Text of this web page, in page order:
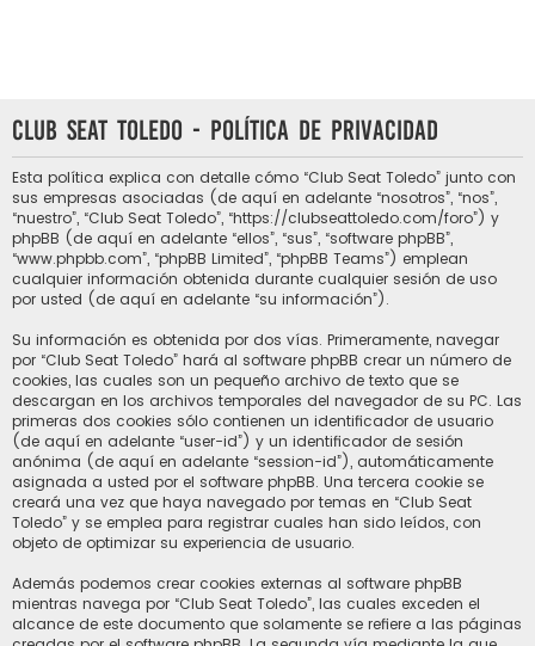
Club Seat Toledo - Política de privacidad
Esta política explica con detalle cómo “Club Seat Toledo” junto con
sus empresas asociadas (de aquí en adelante “nosotros”, “nos”,
“nuestro”, “Club Seat Toledo”, “https://clubseattoledo.com/foro”) y
phpBB (de aquí en adelante “ellos”, “sus”, “software phpBB”,
“www.phpbb.com”, “phpBB Limited”, “phpBB Teams”) emplean
cualquier información obtenida durante cualquier sesión de uso
por usted (de aquí en adelante “su información”).
Su información es obtenida por dos vías. Primeramente, navegar
por “Club Seat Toledo” hará al software phpBB crear un número de
cookies, las cuales son un pequeño archivo de texto que se
descargan en los archivos temporales del navegador de su PC. Las
primeras dos cookies sólo contienen un identificador de usuario
(de aquí en adelante “user-id”) y un identificador de sesión
anónima (de aquí en adelante “session-id”), automáticamente
asignada a usted por el software phpBB. Una tercera cookie se
creará una vez que haya navegado por temas en “Club Seat
Toledo” y se emplea para registrar cuales han sido leídos, con
objeto de optimizar su experiencia de usuario.
Además podemos crear cookies externas al software phpBB
mientras navega por “Club Seat Toledo”, las cuales exceden el
alcance de este documento que solamente se refiere a las páginas